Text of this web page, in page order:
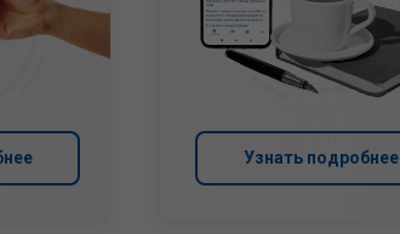
Узнать подробнее